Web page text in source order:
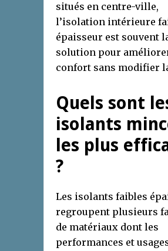
situés en centre-ville,
l’isolation intérieure
épaisseur est souvent
solution pour
confort sans modifier
Quels sont
isolants
les plus
?
Les isolants faibles
regroupent plusieurs
de matériaux dont les
performances et